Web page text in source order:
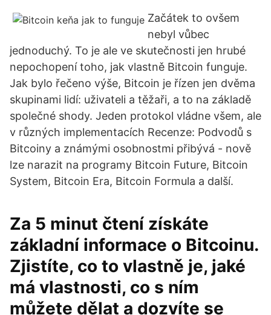
Začátek to ovšem
nebyl vůbec
jednoduchý. To je ale ve skutečnosti jen hrubé
nepochopení toho, jak vlastně Bitcoin funguje.
Jak bylo řečeno výše, Bitcoin je řízen jen dvěma
skupinami lidí: uživateli a těžaři, a to na základě
společné shody. Jeden protokol vládne všem, ale
v různých implementacích Recenze: Podvodů s
Bitcoiny a známými osobnostmi přibývá - nově
lze narazit na programy Bitcoin Future, Bitcoin
System, Bitcoin Era, Bitcoin Formula a další.
Za 5 minut čtení získáte
základní informace o Bitcoinu.
Zjistíte, co to vlastně je, jaké
má vlastnosti, co s ním
můžete dělat a dozvíte se